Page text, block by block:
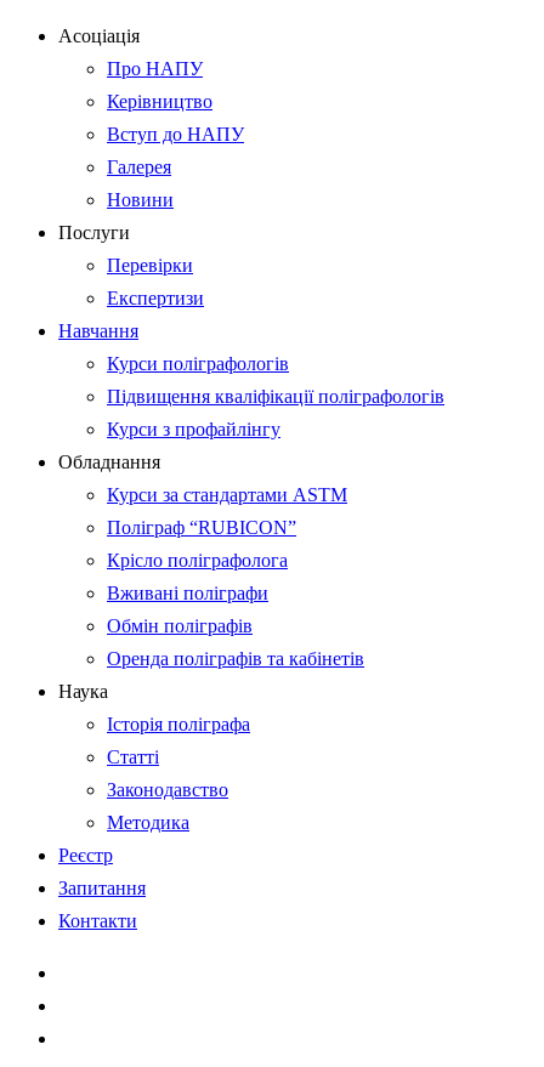
Асоціація
Про НАПУ
Керівництво
Вступ до НАПУ
Галерея
Новини
Послуги
Перевірки
Експертизи
Навчання
Курси поліграфологів
Підвищення кваліфікації поліграфологів
Курси з профайлінгу
Обладнання
Курси за стандартами ASTM
Поліграф “RUBICON”
Крісло поліграфолога
Вживані поліграфи
Обмін поліграфів
Оренда поліграфів та кабінетів
Наука
Історія поліграфа
Статті
Законодавство
Методика
Реєстр
Запитання
Контакти